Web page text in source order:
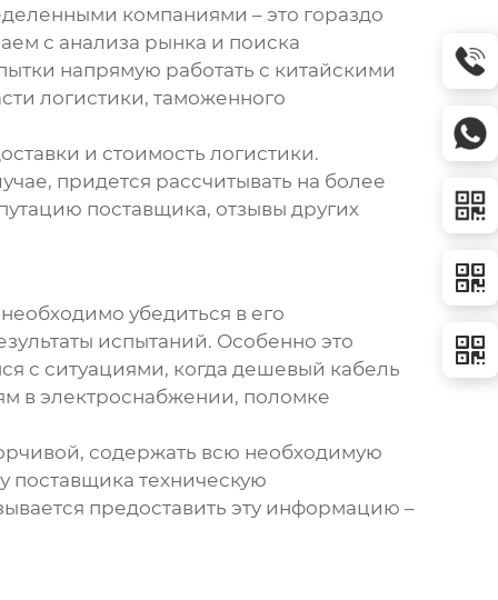
компаниями – это гораздо
с анализа рынка и поиска
напрямую работать с китайскими
логистики, таможенного
и стоимость логистики.
придется рассчитывать на более
поставщика, отзывы других
убедиться в его
испытаний. Особенно это
с ситуациями, когда дешевый кабель
в электроснабжении, поломке
содержать всю необходимую
поставщика техническую
предоставить эту информацию –